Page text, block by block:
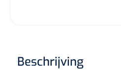
Beschrijving